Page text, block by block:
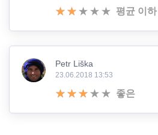
평균 이하
Petr Liška
23.06.2018 13:53
좋은